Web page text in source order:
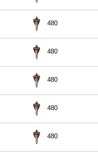
480
480
480
480
480